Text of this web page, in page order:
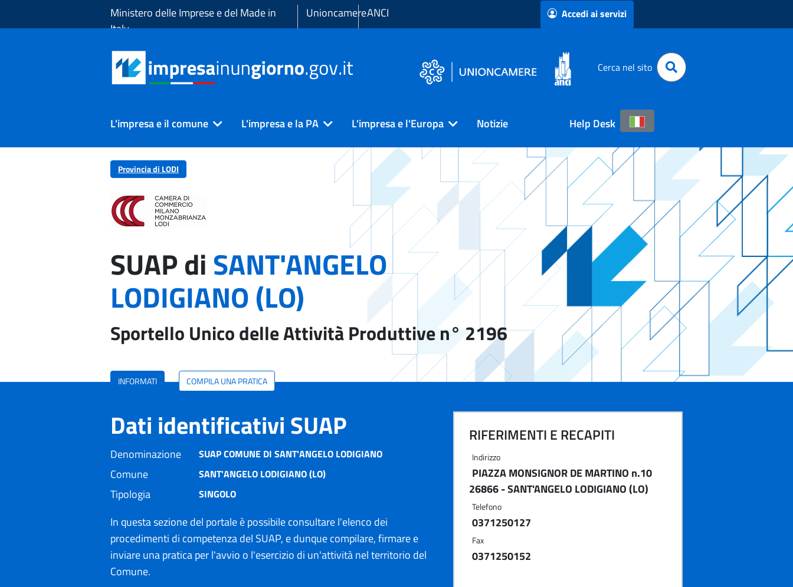
Ministero delle Imprese e del Made in
Italy
UnioncamereANCI Accedi ai servizi
Cerca nel sito
L'impresa e il comune L'impresa e la PA L'impresa e l'Europa Notizie Help Desk
Provincia di LODI
SUAP diSANT'ANGELO
LODIGIANO (LO)
Sportello Unico delle Attività Produttive n° 2196
INFORMATI COMPILA UNA PRATICA
Dati identificativi SUAP
Denominazione SUAP COMUNE DI SANT'ANGELO LODIGIANO
Comune SANT'ANGELO LODIGIANO (LO)
Tipologia SINGOLO
In questa sezione del portale è possibile consultare l'elenco dei
procedimenti di competenza del SUAP, e dunque compilare, firmare e
inviare una pratica per l'avvio o l'esercizio di un'attività nel territorio del
Comune.
RIFERIMENTI E RECAPITI
Indirizzo
PIAZZA MONSIGNOR DE MARTINO n.10
26866 - SANT'ANGELO LODIGIANO (LO)
Telefono
0371250127
Fax
0371250152